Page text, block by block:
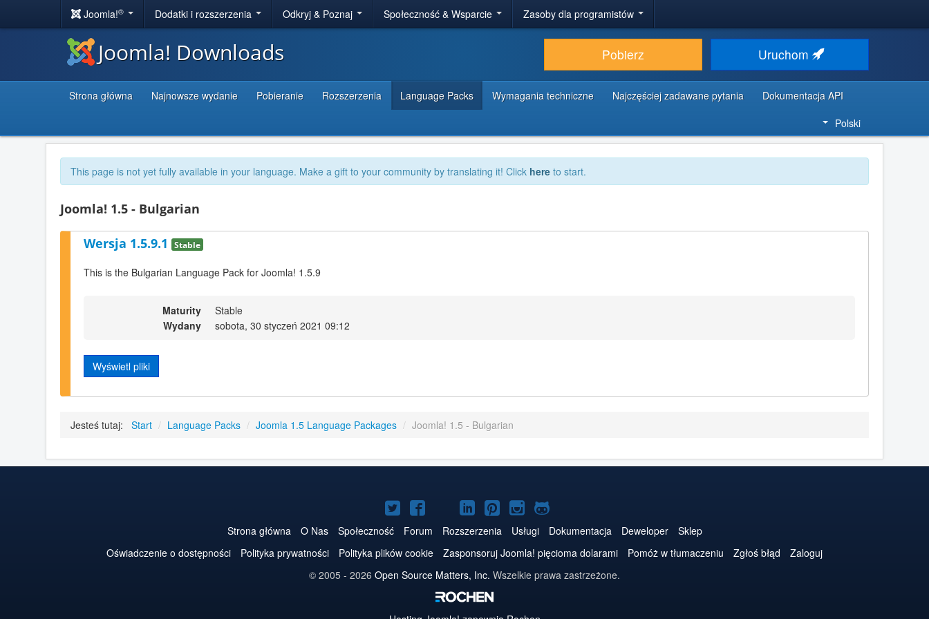
Joomla!® Dodatki i rozszerzenia Odkryj & Poznaj Społeczność & Wsparcie Zasoby dla programistów
Joomla! Downloads Pobierz Uruchom
Strona główna Najnowsze wydanie Pobieranie Rozszerzenia Language Packs Wymagania techniczne Najczęściej zadawane pytania
Dokumentacja API
Polski
This page is not yet fully available in your language. Make a gift to your community by translating it! Click here to start.
Joomla! 1.5 - Bulgarian
Wersja 1.5.9.1 Stable
This is the Bulgarian Language Pack for Joomla! 1.5.9
Maturity
Stable
Wydany
sobota, 30 styczeń 2021 09:12
Wyświetl pliki
Jesteś tutaj: Start / Language Packs / Joomla 1.5 Language Packages / Joomla! 1.5 - Bulgarian
Joomla!
na
Twitterze
Joomla!
na
Facebooku
Joomla!
na
YouTube
Joomla!
na
LinkedIn
Joomla!
w
serwisie
Pinterest
Joomla!
na
Instagramie
Joomla!
na
GitHubie
Strona główna O Nas Społeczność Forum Rozszerzenia Usługi Dokumentacja Deweloper
Sklep
Oświadczenie o dostępności
Polityka prywatności Polityka plików cookie Zasponsoruj Joomla! pięcioma dolarami Pomóż w tłumaczeniu Zgłoś błąd
Zaloguj
© 2005 - 2026 Open Source Matters, Inc. Wszelkie prawa zastrzeżone.